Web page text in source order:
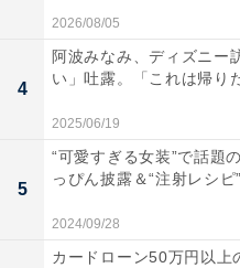
2026/08/05
4
阿波みなみ、ディズニー
い」吐露。「これは帰り
2025/06/19
5
“可愛すぎる女装”で話題
っぴん披露＆“注射レシ
2024/09/28
カードローン50万円以上